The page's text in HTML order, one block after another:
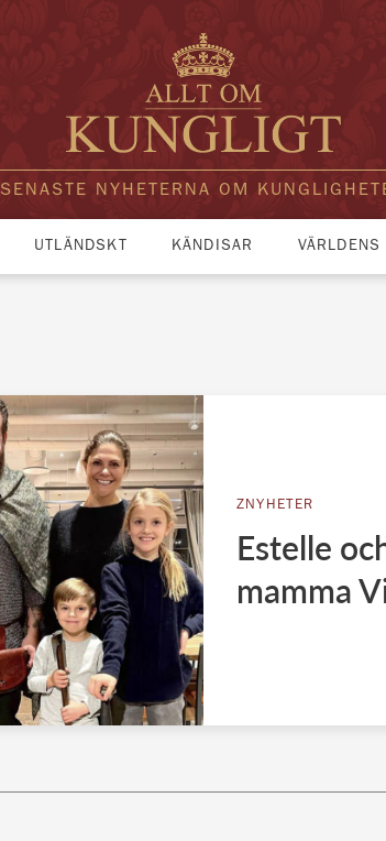
SENASTE NYHETERNA OM
UTLÄNDSKT KÄNDISAR VÄRLDENS
ZNYHETER
Estelle
mamma